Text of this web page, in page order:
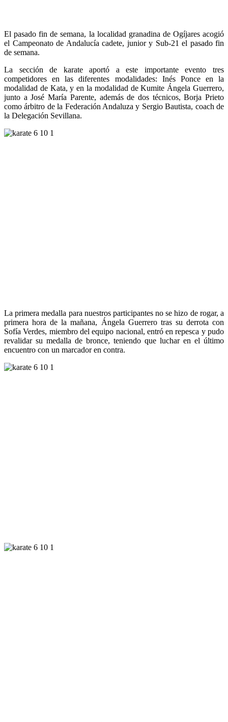
El pasado fin de semana, la localidad granadina de Ogíjares acogió
el Campeonato de Andalucía cadete, junior y Sub-21 el pasado fin
de semana.
La sección de karate aportó a este importante evento tres
competidores en las diferentes modalidades: Inés Ponce en la
modalidad de Kata, y en la modalidad de Kumite Ángela Guerrero,
junto a José María Parente, además de dos técnicos, Borja Prieto
como árbitro de la Federación Andaluza y Sergio Bautista, coach de
la Delegación Sevillana.
La primera medalla para nuestros participantes no se hizo de rogar, a
primera hora de la mañana, Ángela Guerrero tras su derrota con
Sofía Verdes, miembro del equipo nacional, entró en repesca y pudo
revalidar su medalla de bronce, teniendo que luchar en el último
encuentro con un marcador en contra.